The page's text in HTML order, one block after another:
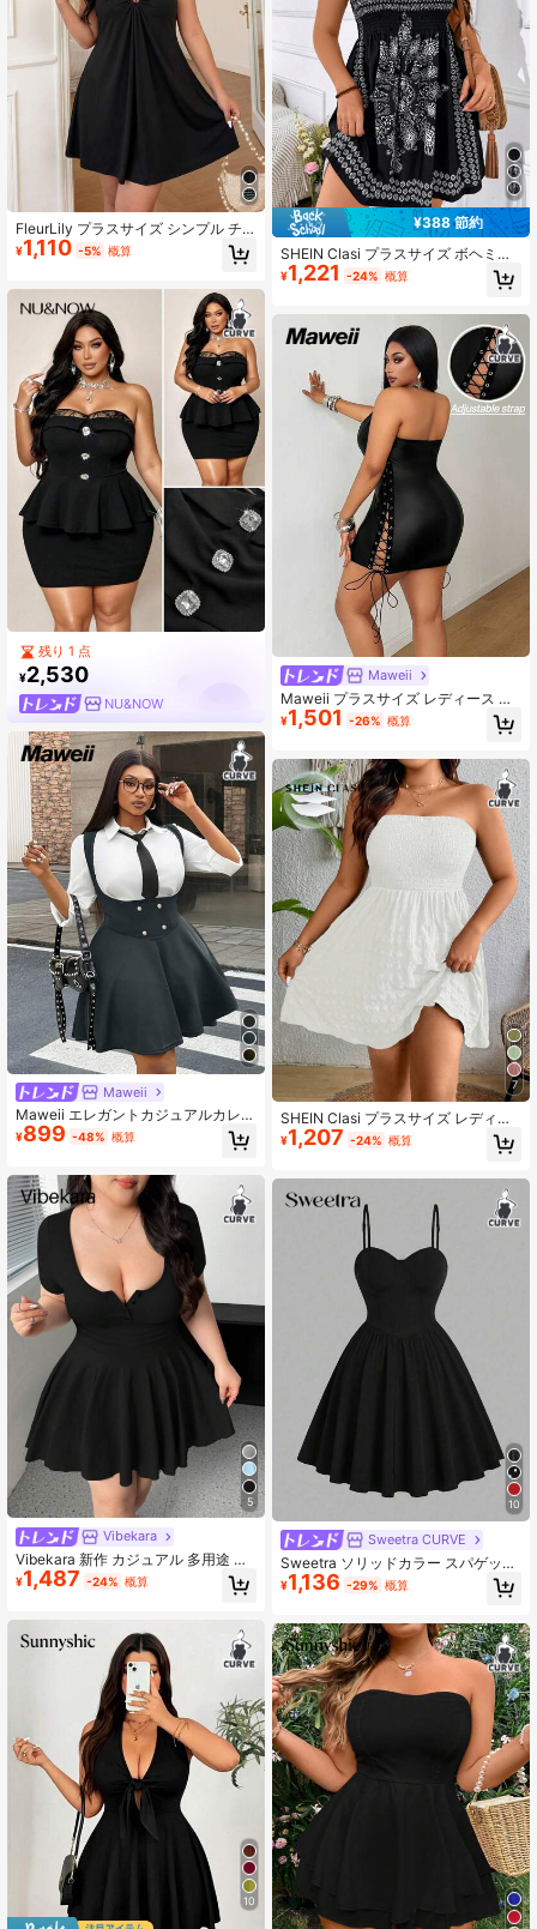
FleurLily プラスサイズ シンプル チ
ューブトップ メタルデコレーション
メッシュ ニット エラスティック ド
¥1,110 -5% 概算
残り 1 点
¥2,530
NU&NOW
Maweii
Maweii エレガントカジュアルカレッ
ジスタイルボタンデコレーションボ
ディコンニットドレス、ブラック無
ズ
¥899 -48% 概算
5
Vibekara
Vibekara 新作 カジュアル 多用途 グ
レー フィットショート丈Aラインワ
ンピース、ウエスト絞り込みプリー
¥1,487 -24% 概算
10
¥388 節約
SHEIN Clasi プラスサイズ ボヘミア
ンスタイル ストラップレス プリント
シャーリングドレス、夏用
¥1,221 -24% 概算
Maweii
Maweii プラスサイズ レディース 新
作 ブラック マット ストラップレス
サイドレースアップ ボディコン ミニ
ット、フルレングス 両面アイレット
レースアップ、高伸縮マット素材、
ストラップレスデザイン、セクシー
ボディコンスカート、ナイトクラブ
デート雰囲気、クールセクシースタ
イル、夏スリミングスカート、ユニ
ークレースアップ、タイトミニドレ
ス
¥1,501 -26% 概算
7
SHEIN Clasi プラスサイズ レディー
ス セクシー ビーチバケーション ス
トラップレス Aライン ホワイトドレ
¥1,207 -24% 概算
10
Sweetra CURVE
Sweetra ソリッドカラー スパゲッテ
ィストラップ ウエストシンチング ロ
マンチック ミニドレス
¥1,136 -29% 概算